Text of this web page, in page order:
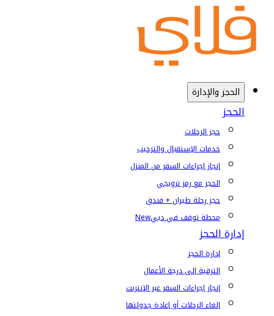
الحجز والإدارة
الحجز
حجز الرحلات
خدمات الإستقبال والترحيب
إنجاز إجراءات السفر من المنزل
الحجز مع رمز ترويجي
حجز رحلة طيران + فندق
محطة توقف في دبيNew
إدارة الحجز
إدارة الحجز
الترقية إلى درجة الأعمال
إنجاز إجراءات السفر عبر الإنترنت
إلغاء الرحلات أو إعادة جدولتها